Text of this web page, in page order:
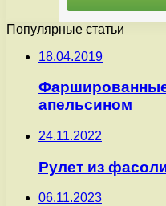
Популярные статьи
18.04.2019
апельсином
24.11.2022
Рулет из
06.11.2023